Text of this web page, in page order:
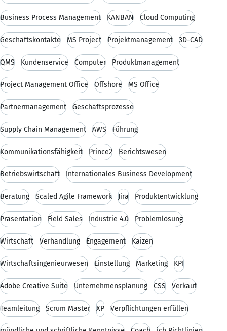
Business Process Management KANBAN Cloud Computing
Geschäftskontakte MS Project Projektmanagement 3D-CAD
QMS Kundenservice Computer Produktmanagement
Project Management Office Offshore MS Office
Partnermanagement Geschäftsprozesse
Supply Chain Management AWS Führung
Kommunikationsfähigkeit Prince2 Berichtswesen
Betriebswirtschaft Internationales Business Development
Beratung Scaled Agile Framework Jira Produktentwicklung
Präsentation Field Sales Industrie 4.0 Problemlösung
Wirtschaft Verhandlung Engagement Kaizen
Wirtschaftsingenieurwesen Einstellung Marketing KPI
Adobe Creative Suite Unternehmensplanung CSS Verkauf
Teamleitung Scrum Master XP Verpflichtungen erfüllen